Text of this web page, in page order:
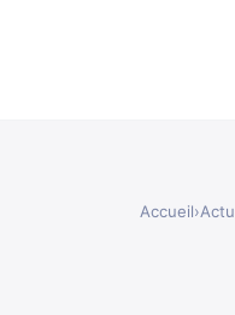
Accueil›Actu